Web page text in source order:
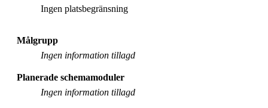
Ingen platsbegränsning
Målgrupp
Ingen information tillagd
Planerade schemamoduler
Ingen information tillagd